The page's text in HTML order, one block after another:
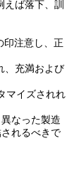
えば落下、訓
印注意し、正
、充満および
マイズされれ
なった製造
れるべきで